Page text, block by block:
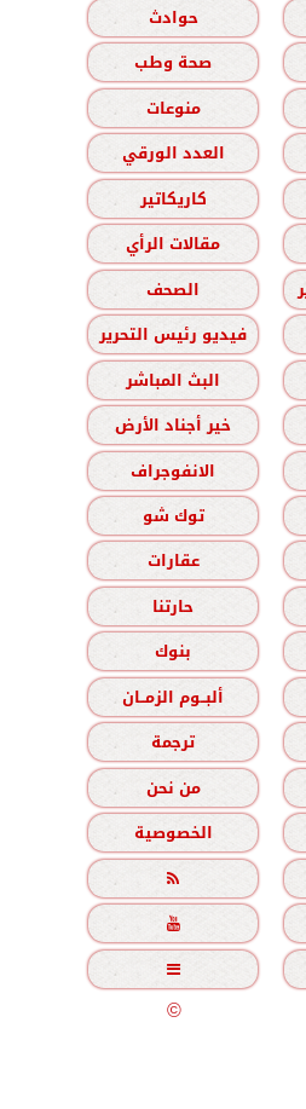
حوادث
صحة وطب
منوعات
العدد الورقي
كاريكاتير
مقالات الرأي
الصحف
فيديو رئيس التحرير
البث المباشر
خير أجناد الأرض
الانفوجراف
توك شو
عقارات
حارتنا
بنوك
ألبــوم الزمــان
ترجمة
من نحن
الخصوصية



محفوظة©